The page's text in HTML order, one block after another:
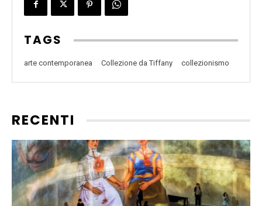
TAGS
arte contemporanea Collezione da Tiffany collezionismo
RECENTI